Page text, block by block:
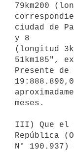
79km200
ciudad de
y 8
(longitud
51km185",
Presente de
meses.
III) Que el
República
N°